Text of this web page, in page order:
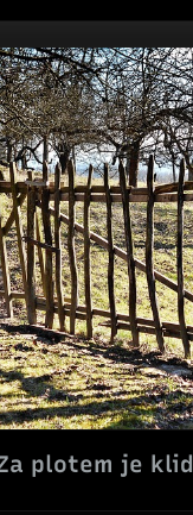
plotem je klid